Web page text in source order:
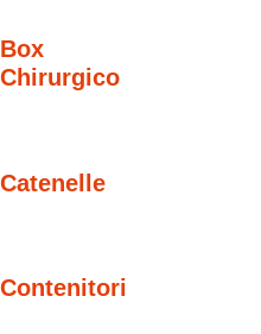
Box
Chirurgico
Catenelle
Contenitori